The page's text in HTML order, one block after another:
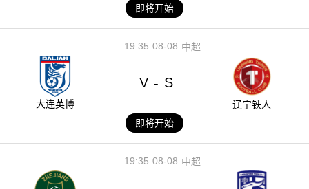
即将开始
08-08
19:35 中超
大连英博
V - S
辽宁铁人
即将开始
08-08
19:35 中超